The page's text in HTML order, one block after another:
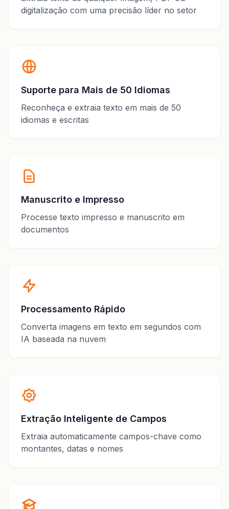
digitalização com uma precisão líder no setor
Suporte para Mais de 50 Idiomas
Reconheça e extraia texto em mais de 50
idiomas e escritas
Manuscrito e Impresso
Processe texto impresso e manuscrito em
documentos
Processamento Rápido
Converta imagens em texto em segundos com
IA baseada na nuvem
Extração Inteligente de Campos
Extraia automaticamente campos-chave como
montantes, datas e nomes